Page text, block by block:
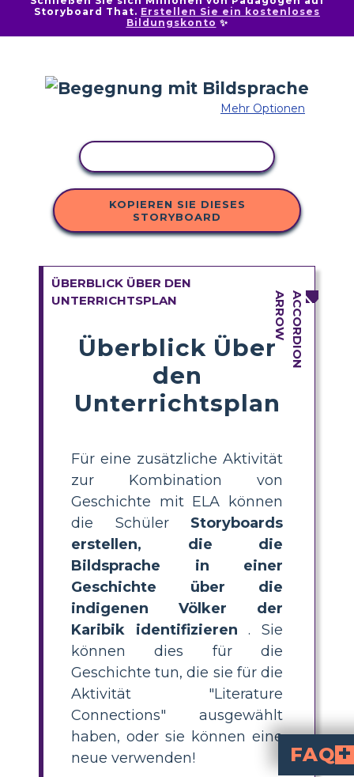
Storyboard That. Erstellen Sie ein kostenloses
Bildungskonto ✨
Mehr Optionen
KOPIEREN SIE DIESES
STORYBOARD
ÜBERBLICK ÜBER DEN
UNTERRICHTSPLAN
Überblick Über
den
Unterrichtsplan
Für eine zusätzliche Aktivität
zur Kombination von
Geschichte mit ELA können
die Schüler Storyboards
erstellen, die die
Bildsprache in einer
Geschichte über die
indigenen Völker der
Karibik identifizieren . Sie
können dies für die
Geschichte tun, die sie für die
Aktivität "Literature
Connections" ausgewählt
haben, oder sie können eine
neue verwenden!
FAQ